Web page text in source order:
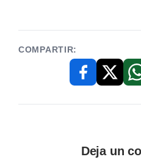
COMPARTIR:
Facebook
X /
Deja un